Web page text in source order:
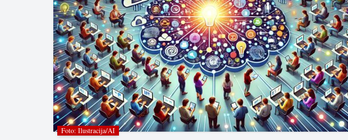
Foto: Ilustracija/AI